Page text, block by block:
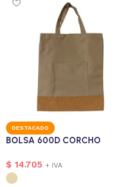
DESTACADO
BOLSA 600D CORCHO
$ 14.705 + IVA